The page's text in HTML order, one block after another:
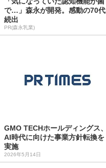
で…」森永が開発。感動の70代
続出
PR(森永乳業)
GMO TECHホールディングス、
AI時代に向けた事業方針転換を
実施
2026年5月14日